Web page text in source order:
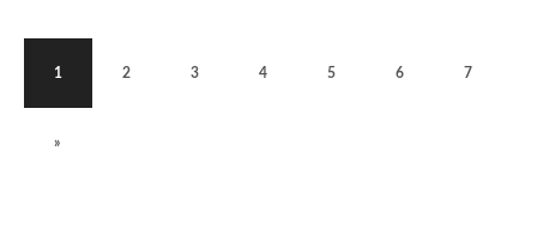
1 2 3 4 5 6 7
»